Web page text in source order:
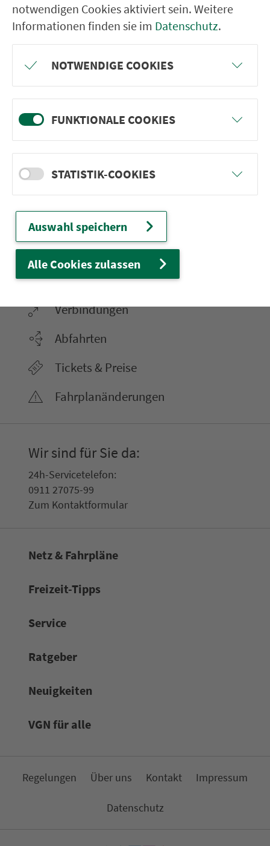
VGN-SOMMER 2026
Mach mit und gewinne einen von 1.000
Team-Plätzen für eine Abenteuer-Rallye!
weiter
Nürn­berg
22.000 Qua­drat­ki­lo­me­ter. 130 Ver­kehrs­un­
ter­neh­men. 1.100 Linien. Eine Fahr­kar­te.
Ver­bin­dungen
Abfahrten
Tickets & Preise
Fahr­plan­ände­rungen
Wir sind für Sie da:
24h-Ser­vice­te­le­fon:
0911 27075-99
Zum Kon­taktformular
Netz & Fahrpläne
Frei­zeit-Tipps
Service
Rat­ge­ber
Neuigkeiten
VGN für alle
Re­ge­lungen Über uns Kon­takt Impressum
Da­ten­schutz
notwendigen Cookies aktiviert sein. Weitere
Informationen finden sie im Datenschutz.
NOTWENDIGE COOKIES
FUNKTIONALE COOKIES
STATISTIK-COOKIES
Auswahl speichern
Alle Cookies zulassen